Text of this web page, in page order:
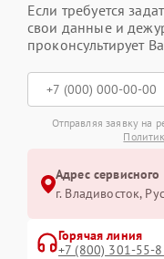
Если требуется
свои данные и
проконсультирует
Отправляя заявку на
Адрес
г. Владивосток,
Горячая линия
+7 (800) 301-55-